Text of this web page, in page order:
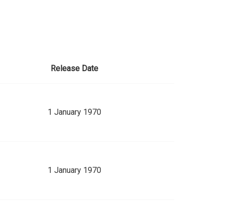
Release Date
1 January 1970
1 January 1970